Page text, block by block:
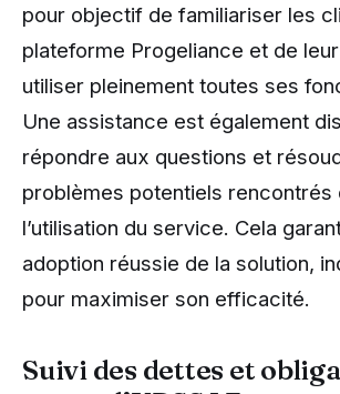
pour objectif de familiariser les
plateforme Progeliance et de
utiliser pleinement toutes ses
Une assistance est également
répondre aux questions et
problèmes potentiels rencontrés
l’utilisation du service. Cela
adoption réussie de la solution,
pour maximiser son efficacité.
Suivi des dettes et